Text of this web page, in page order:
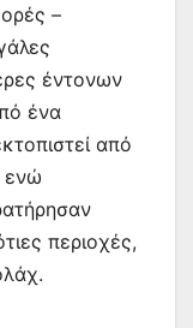
–
έντονων
ένα
από
ενώ
περιοχές,